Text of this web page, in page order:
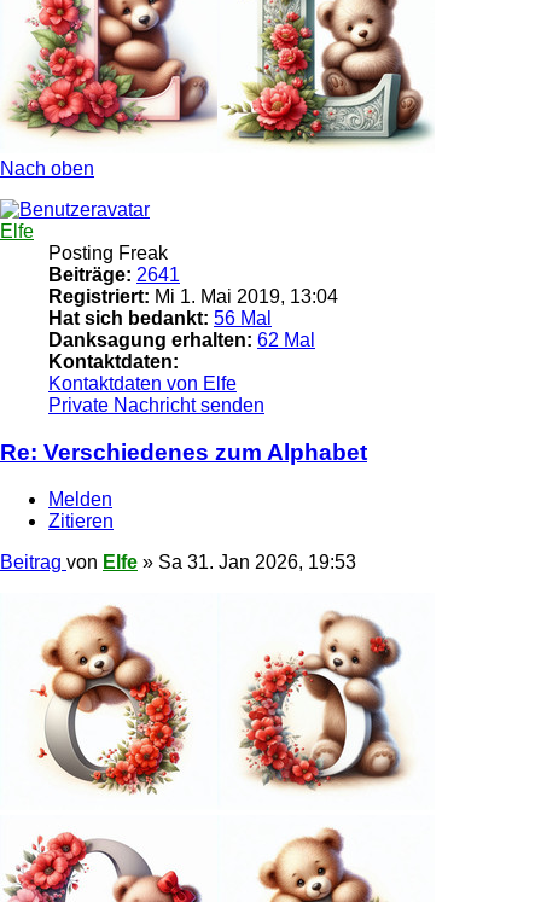
Nach oben
Elfe
Posting Freak
Beiträge: 2641
Registriert: Mi 1. Mai 2019, 13:04
Hat sich bedankt: 56 Mal
Danksagung erhalten: 62 Mal
Kontaktdaten:
Kontaktdaten von Elfe
Private Nachricht senden
Re: Verschiedenes zum Alphabet
Melden
Zitieren
Beitrag von Elfe » Sa 31. Jan 2026, 19:53